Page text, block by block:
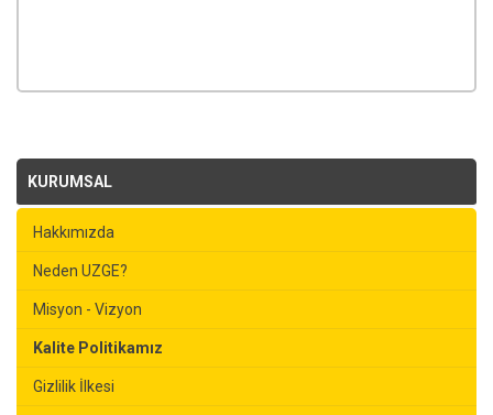
KURUMSAL
Hakkımızda
Neden UZGE?
Misyon - Vizyon
Kalite Politikamız
Gizlilik İlkesi